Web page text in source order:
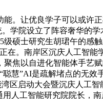
。让优良学子可以或许
学院设立了阵容奢华的
硕士研究生胡珺午的感
。南岸区沉庆人工智能
焦以自进化智能体手艺
慧”AI是疏解堵点的无效
区启动大会暨沉庆人工
人工智能研究院院长，